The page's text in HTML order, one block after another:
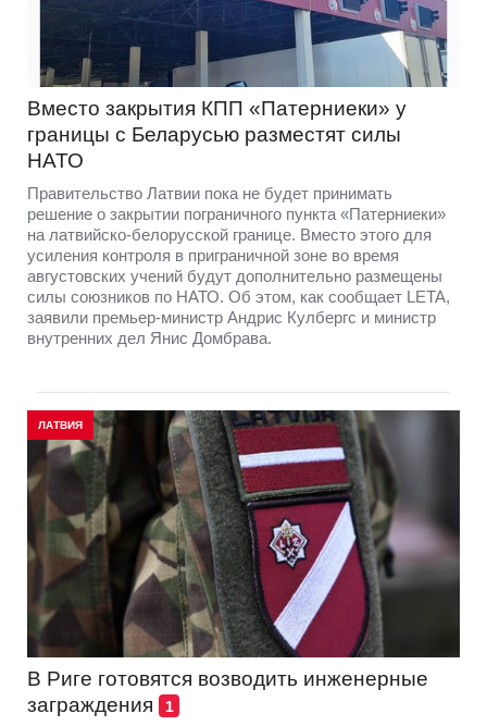
Вместо закрытия КПП «Патерниеки» у
границы с Беларусью разместят силы
НАТО
Правительство Латвии пока не будет принимать
решение о закрытии пограничного пункта «Патерниеки»
на латвийско-белорусской границе. Вместо этого для
усиления контроля в приграничной зоне во время
августовских учений будут дополнительно размещены
силы союзников по НАТО. Об этом, как сообщает LETA,
заявили премьер-министр Андрис Кулбергс и министр
внутренних дел Янис Домбрава.
ЛАТВИЯ
В Риге готовятся возводить инженерные
заграждения
1